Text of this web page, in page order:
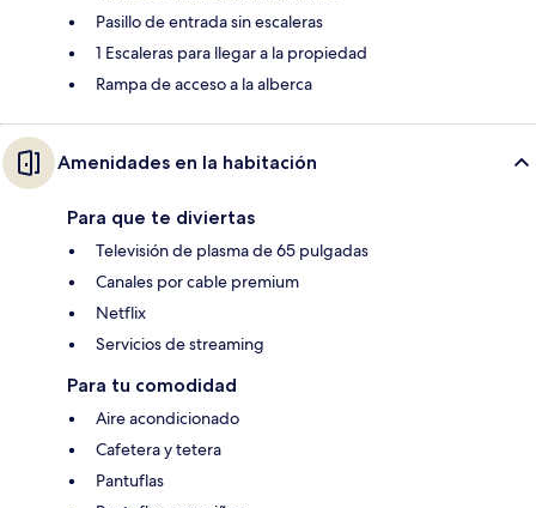
Pasillo de entrada sin escaleras
1 Escaleras para llegar a la propiedad
Rampa de acceso a la alberca
Amenidades en la habitación
Para que te diviertas
Televisión de plasma de 65 pulgadas
Canales por cable premium
Netflix
Servicios de streaming
Para tu comodidad
Aire acondicionado
Cafetera y tetera
Pantuflas